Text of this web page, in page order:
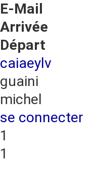
E-Mail
Arrivée
Départ
caiaeylv
guaini
michel
se connecter
1
1